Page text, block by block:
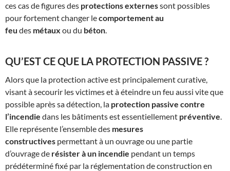
ces cas de figures des protections externessont possibles
pour fortement changer lecomportement au
feu des métaux ou du béton.
QU’EST CE QUE LA PROTECTION PASSIVE ?
Alors que la protection active est principalement curative,
visant à secourir les victimes et à éteindre un feu aussi vite que
possible après sa détection, la protection passive contre
l’incendie dans les bâtiments est essentiellement préventive.
Elle représente l’ensemble des mesures
constructives permettant à un ouvrage ou une partie
d’ouvrage de résister à un incendie pendant un temps
prédéterminé fixé par la réglementation de construction en